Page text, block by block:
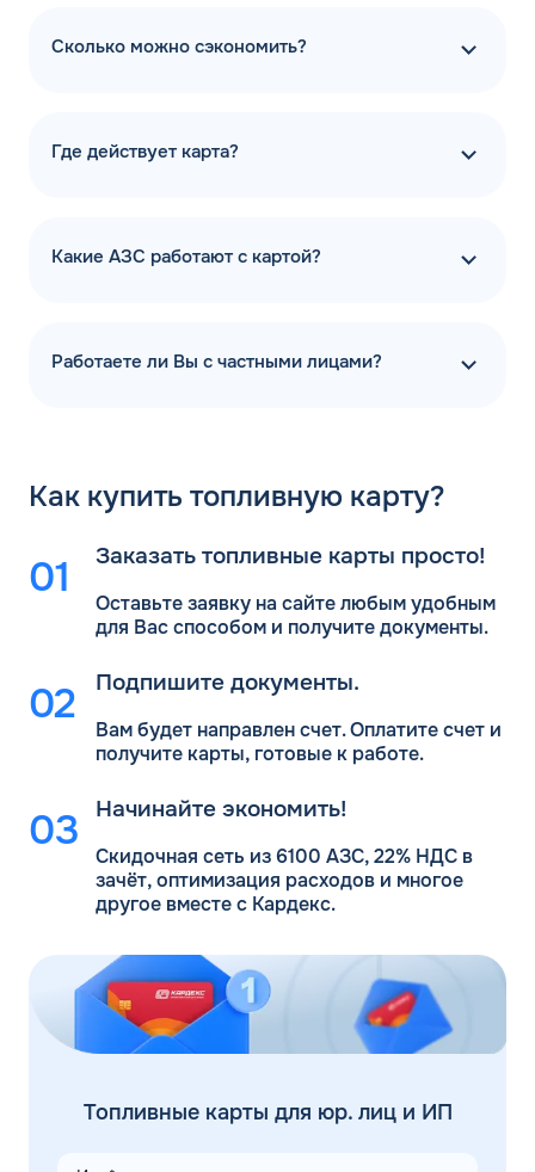
Сколько можно сэкономить?
Где действует карта?
Какие АЗС работают с картой?
Работаете ли Вы с частными лицами?
Как купить топливную карту?
Заказать топливные карты просто!
Оставьте заявку на сайте любым удобным
для Васспособом и получите документы.
Подпишите документы.
Вам будет направлен счет. Оплатите счет и
получите карты, готовые к работе.
Начинайте экономить!
Скидочная сеть из 6100 АЗС, 22% НДС в
зачёт, оптимизация расходов и многое
другое вместе с Кардекс.
Топливные карты для юр. лиц и ИП